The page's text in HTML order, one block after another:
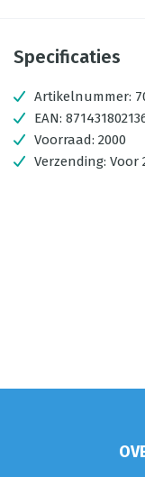
Specificaties
Artikelnummer:
EAN:
Voorraad: 2000
Verzending: Voor